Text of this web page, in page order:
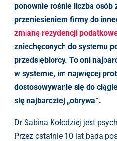
ponownie rośnie liczba osób
przeniesieniem firmy do
zmianą rezydencji
zniechęconych do systemu
przedsiębiorcy. To oni
w systemie, im najwięcej
dostosowywanie się do
się najbardziej „obrywa”.
Dr Sabina Kołodziej jest
Przez ostatnie 10 lat bada